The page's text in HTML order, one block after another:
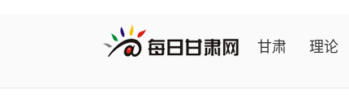
甘肃 理论